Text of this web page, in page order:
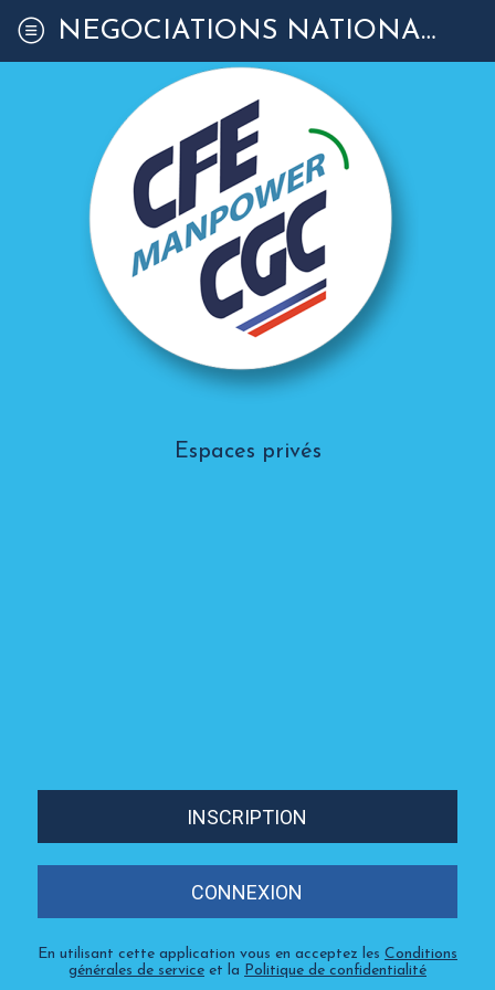
NÉGOCIATIONS NATIONALES
Espaces privés
INSCRIPTION
CONNEXION
En utilisant cette application vous en acceptez les Conditions
générales de service et la Politique de confidentialité